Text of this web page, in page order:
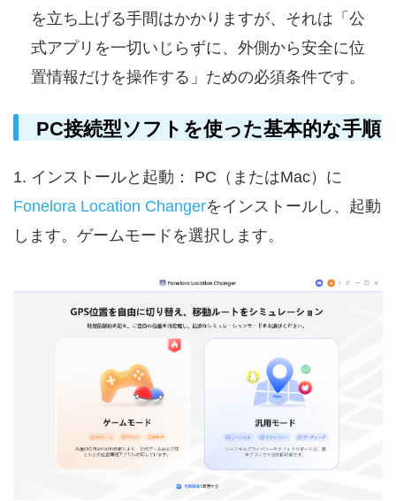
を立ち上げる手間はかかりますが、それは「公
式アプリを一切いじらずに、外側から安全に位
置情報だけを操作する」ための必須条件です。
PC接続型ソフトを使った基本的な手順
1. インストールと起動： PC（またはMac）に
Fonelora Location Changerをインストールし、起動
します。ゲームモードを選択します。